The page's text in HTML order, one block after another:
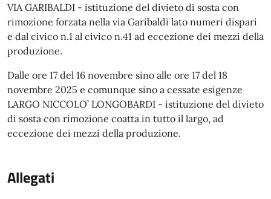
VIA GARIBALDI - istituzione del divieto di sosta con
rimozione forzata nella via Garibaldi lato numeri dispari
e dal civico n.1 al civico n.41 ad eccezione dei mezzi della
produzione.
Dalle ore 17 del 16 novembre sino alle ore 17 del 18
novembre 2025 e comunque sino a cessate esigenze
LARGO NICCOLO’ LONGOBARDI - istituzione del divieto
di sosta con rimozione coatta in tutto il largo, ad
eccezione dei mezzi della produzione.
Allegati